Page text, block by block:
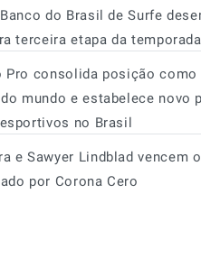
do Brasil de Surfe
terceira etapa da
Pro consolida posição
mundo e estabelece novo
no Brasil
e Sawyer Lindblad vencem
por Corona Cero